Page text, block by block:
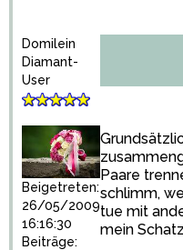
Domilein
Diamant-
User
Beigetreten:
26/05/2009
16:16:30
Beiträge:
Paare
schlimm,
tue mit
mein